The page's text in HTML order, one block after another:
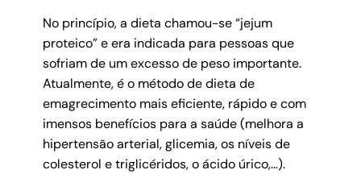
No princípio, a dieta chamou-se “jejum
proteico” e era indicada para pessoas que
sofriam de um excesso de peso importante.
Atualmente, é o método de dieta de
emagrecimento mais eficiente, rápido e com
imensos benefícios para a saúde (melhora a
hipertensão arterial, glicemia, os níveis de
colesterol e triglicéridos, o ácido úrico,…).